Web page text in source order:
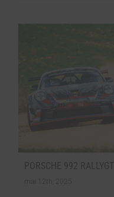
PORSCHE 992 RALLYGT
mai 12th, 2025